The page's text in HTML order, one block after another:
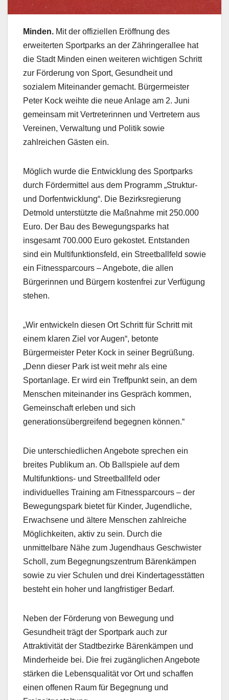
Minden. Mit der offiziellen Eröffnung des
erweiterten Sportparks an der Zähringerallee hat
die Stadt Minden einen weiteren wichtigen Schritt
zur Förderung von Sport, Gesundheit und
sozialem Miteinander gemacht. Bürgermeister
Peter Kock weihte die neue Anlage am 2. Juni
gemeinsam mit Vertreterinnen und Vertretern aus
Vereinen, Verwaltung und Politik sowie
zahlreichen Gästen ein.
Möglich wurde die Entwicklung des Sportparks
durch Fördermittel aus dem Programm „Struktur-
und Dorfentwicklung“. Die Bezirksregierung
Detmold unterstützte die Maßnahme mit 250.000
Euro. Der Bau des Bewegungsparks hat
insgesamt 700.000 Euro gekostet. Entstanden
sind ein Multifunktionsfeld, ein Streetballfeld sowie
ein Fitnessparcours – Angebote, die allen
Bürgerinnen und Bürgern kostenfrei zur Verfügung
stehen.
„Wir entwickeln diesen Ort Schritt für Schritt mit
einem klaren Ziel vor Augen“, betonte
Bürgermeister Peter Kock in seiner Begrüßung.
„Denn dieser Park ist weit mehr als eine
Sportanlage. Er wird ein Treffpunkt sein, an dem
Menschen miteinander ins Gespräch kommen,
Gemeinschaft erleben und sich
generationsübergreifend begegnen können.“
Die unterschiedlichen Angebote sprechen ein
breites Publikum an. Ob Ballspiele auf dem
Multifunktions- und Streetballfeld oder
individuelles Training am Fitnessparcours – der
Bewegungspark bietet für Kinder, Jugendliche,
Erwachsene und ältere Menschen zahlreiche
Möglichkeiten, aktiv zu sein. Durch die
unmittelbare Nähe zum Jugendhaus Geschwister
Scholl, zum Begegnungszentrum Bärenkämpen
sowie zu vier Schulen und drei Kindertagesstätten
besteht ein hoher und langfristiger Bedarf.
Neben der Förderung von Bewegung und
Gesundheit trägt der Sportpark auch zur
Attraktivität der Stadtbezirke Bärenkämpen und
Minderheide bei. Die frei zugänglichen Angebote
stärken die Lebensqualität vor Ort und schaffen
einen offenen Raum für Begegnung und